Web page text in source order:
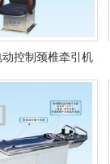
动控制颈椎牵引机